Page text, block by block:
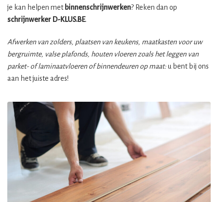
je kan helpen met binnenschrijnwerken? Reken dan op
schrijnwerker D-KLUS.BE.
Afwerken van zolders, plaatsen van keukens, maatkasten voor uw
bergruimte, valse plafonds, houten vloeren zoals het leggen van
parket- of laminaatvloeren of binnendeuren op maat:u bent bij ons
aan het juiste adres!